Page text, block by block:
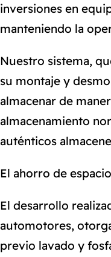
inversiones en
manteniendo la
Nuestro sistema,
su montaje y
almacenar de
almacenamiento
auténticos
El ahorro de
El desarrollo
automotores,
previo lavado y